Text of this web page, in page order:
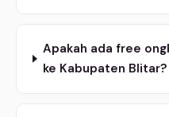
Apakah ada free
ke Kabupaten Blitar?